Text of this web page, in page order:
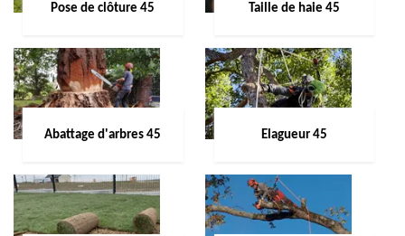
Pose de clôture 45 Taille de haie 45
Abattage d'arbres 45 Elagueur 45